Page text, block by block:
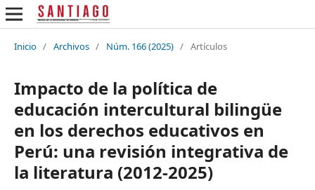
Inicio / Archivos / Núm. 166 (2025) / Artículos
Impacto de la política de
educación intercultural bilingüe
en los derechos educativos en
Perú: una revisión integrativa de
la literatura (2012-2025)